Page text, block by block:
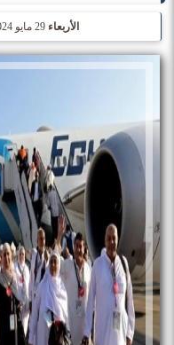
الأربعاء 29 مايو 2024